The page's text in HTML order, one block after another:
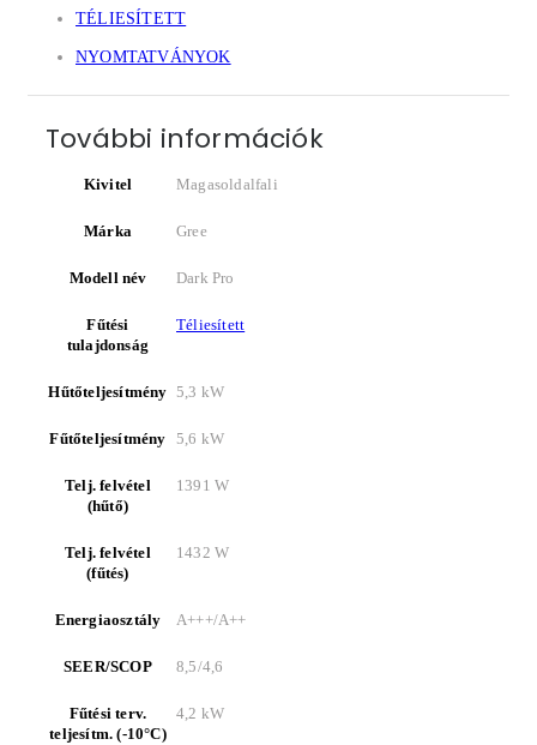
TÉLIESÍTETT
NYOMTATVÁNYOK
További információk
Kivitel Magasoldalfali
Márka Gree
Modell név Dark Pro
Fűtési
tulajdonság
Téliesített
Hűtőteljesítmény 5,3 kW
Fűtőteljesítmény 5,6 kW
Telj. felvétel
(hűtő)
1391 W
Telj. felvétel
(fűtés)
1432 W
Energiaosztály A+++/A++
SEER/SCOP 8,5/4,6
Fűtési terv.
teljesítm. (-10°C)
4,2 kW